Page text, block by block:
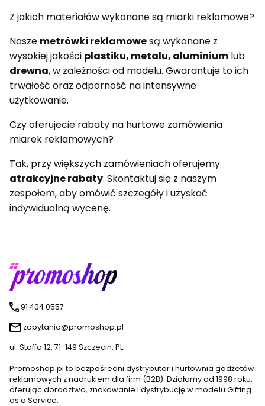
Z jakich materiałów wykonane są miarki reklamowe?
Nasze metrówki reklamowesą wykonane z
wysokiej jakości plastiku, metalu, aluminium lub
drewna, w zależności od modelu. Gwarantuje to ich
trwałość oraz odporność na intensywne
użytkowanie.
Czy oferujecie rabaty na hurtowe zamówienia
miarek reklamowych?
Tak, przy większych zamówieniach oferujemy
atrakcyjne rabaty. Skontaktuj się z naszym
zespołem, aby omówić szczegóły i uzyskać
indywidualną wycenę.
91 404 0557
zapytania@promoshop.pl
ul. Staffa 12, 71-149 Szczecin, PL
Promoshop.pl to bezpośredni dystrybutor i hurtownia gadżetów
reklamowych z nadrukiem dla firm (B2B). Działamy od 1998 roku,
oferując doradztwo, znakowanie i dystrybucję w modelu Gifting
as a Service.